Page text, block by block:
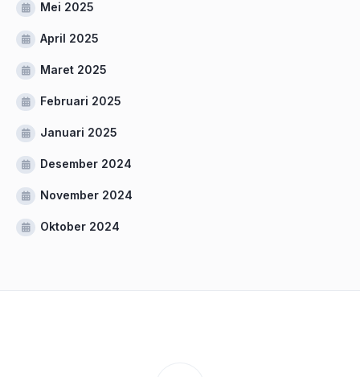
Mei 2025
April 2025
Maret 2025
Februari 2025
Januari 2025
Desember 2024
November 2024
Oktober 2024